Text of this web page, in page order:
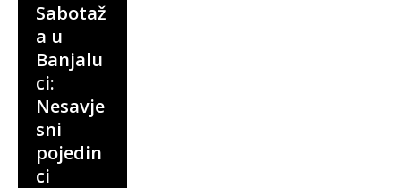
Sabotaž
a u
Banjalu
ci:
Nesavje
sni
pojedin
ci